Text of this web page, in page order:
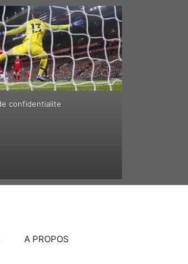
confidentialite
A PROPOS